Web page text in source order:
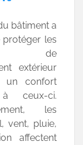
bâtiment a
les
de
extérieur
un confort
ceux-ci.
les
vent, pluie,
affectent